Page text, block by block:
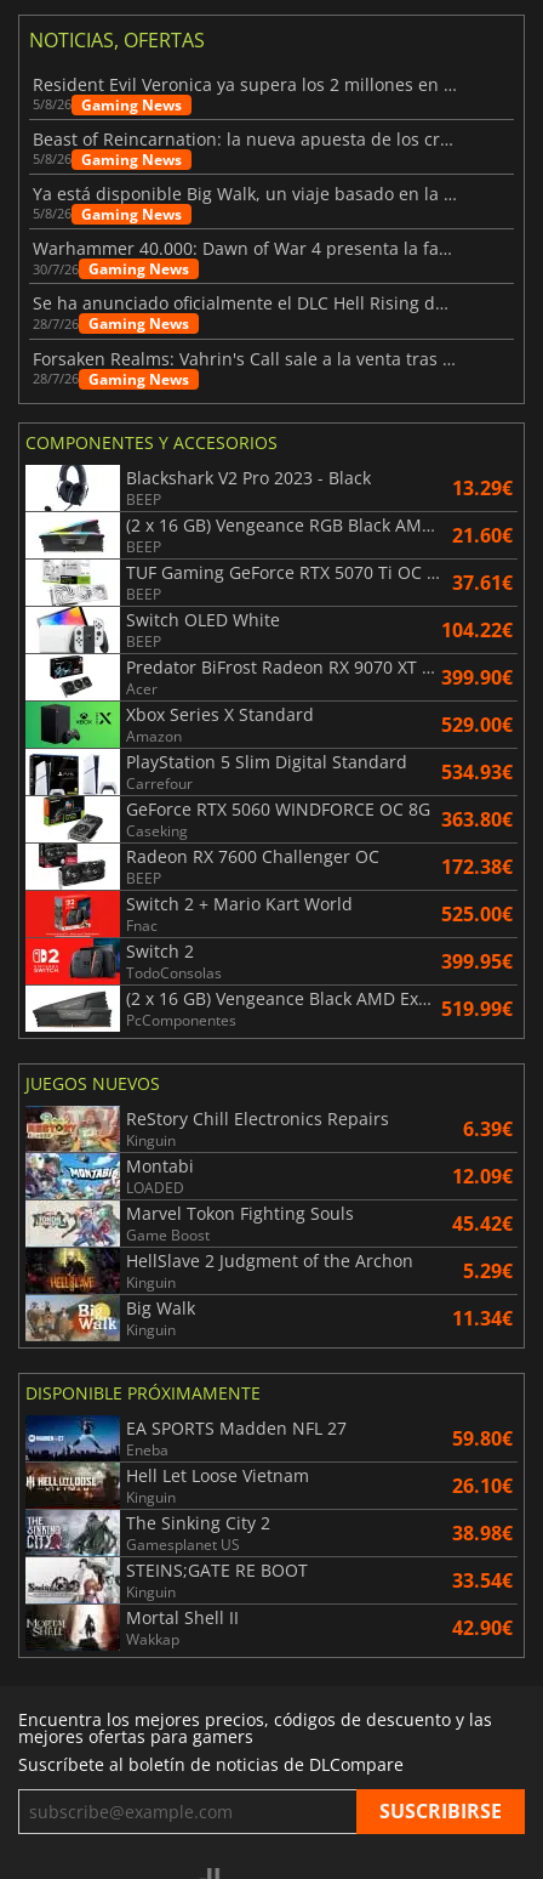
NOTICIAS, OFERTAS
Resident Evil Veronica ya supera los 2 millones en listas de deseados
5/8/26 Gaming News
Beast of Reincarnation: la nueva apuesta de los creadores de Pokémon
5/8/26 Gaming News
Ya está disponible Big Walk, un viaje basado en la amistad
5/8/26 Gaming News
Warhammer 40.000: Dawn of War 4 presenta la facción de los Necrones
30/7/26 Gaming News
Se ha anunciado oficialmente el DLC Hell Rising de Nioh 3
28/7/26 Gaming News
Forsaken Realms: Vahrin's Call sale a la venta tras una década
28/7/26 Gaming News
COMPONENTES Y ACCESORIOS
Blackshark V2 Pro 2023 - Black
BEEP 13.29€
(2 x 16 GB) Vengeance RGB Black AMD Expo 6000 MHz - CAS 30
BEEP 21.60€
TUF Gaming GeForce RTX 5070 Ti OC White Edition 16GB
BEEP 37.61€
Switch OLED White
BEEP 104.22€
Predator BiFrost Radeon RX 9070 XT OC 16 Go
Acer 399.90€
Xbox Series X Standard
Amazon 529.00€
PlayStation 5 Slim Digital Standard
Carrefour 534.93€
GeForce RTX 5060 WINDFORCE OC 8G
Caseking 363.80€
Radeon RX 7600 Challenger OC
BEEP 172.38€
Switch 2 + Mario Kart World
Fnac 525.00€
Switch 2
TodoConsolas 399.95€
(2 x 16 GB) Vengeance Black AMD Expo 6000 MHz - CAS 30
PcComponentes 519.99€
JUEGOS NUEVOS
ReStory Chill Electronics Repairs
Kinguin 6.39€
Montabi
LOADED 12.09€
Marvel Tokon Fighting Souls
Game Boost 45.42€
HellSlave 2 Judgment of the Archon
Kinguin 5.29€
Big Walk
Kinguin 11.34€
DISPONIBLE PRÓXIMAMENTE
EA SPORTS Madden NFL 27
Eneba 59.80€
Hell Let Loose Vietnam
Kinguin 26.10€
The Sinking City 2
Gamesplanet US 38.98€
STEINS;GATE RE BOOT
Kinguin 33.54€
Mortal Shell II
Wakkap 42.90€
Encuentra los mejores precios, códigos de descuento y las
mejores ofertas para gamers
Suscríbete al boletín de noticias de DLCompare